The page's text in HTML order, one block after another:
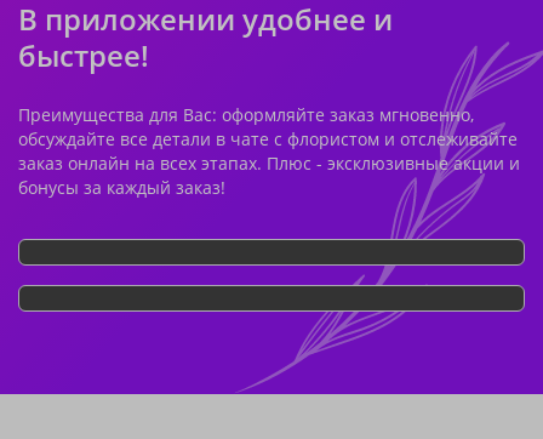
В приложении удобнее и
быстрее!
Преимущества для Вас: оформляйте заказ мгновенно,
обсуждайте все детали в чате с флористом и отслеживайте
заказ онлайн на всех этапах. Плюс - эксклюзивные акции и
бонусы за каждый заказ!